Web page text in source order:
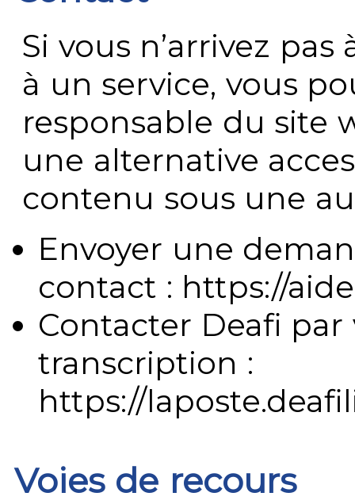
Si vous n’arrivez
à un service, vous
responsable du site
une alternative
contenu sous une
Envoyer une
contact : https://
Contacter Deafi
transcription :
https://
Voies de recours